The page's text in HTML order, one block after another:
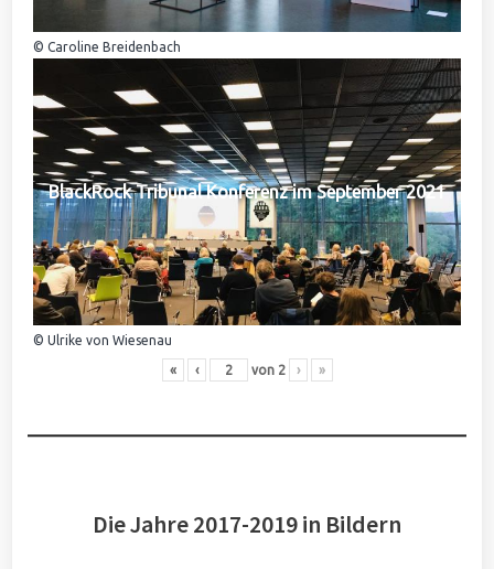
© Caroline Breidenbach
BlackRock Tribunal Konferenz im September 2021
© Ulrike von Wiesenau
« ‹ von 2 › »
Die Jahre 2017-2019 in Bildern